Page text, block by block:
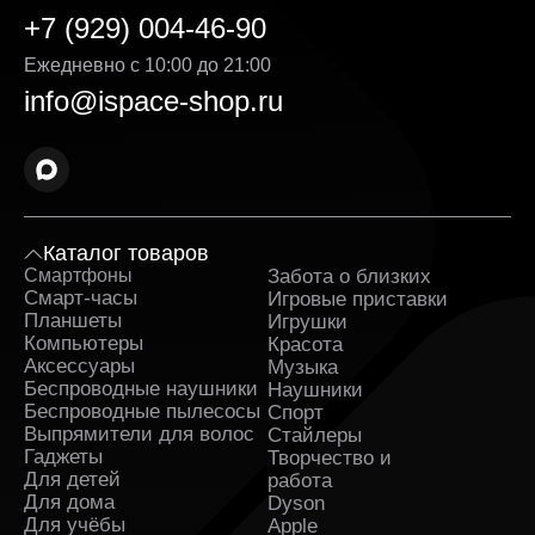
соответствовала ожиданиям — от первого клика на
сайте до получения на руки. Преимущества продажи
на нашей платформе:
Гибкая система оплаты. Вы можете выбрать
Выгодная стоимость без скрытых доплат. Цена
2023) указанная на сайте, является
окончательной — без навязанных услуг и
дополнительных комиссий. Мы делаем всё,
чтобы каждая покупка была действительно
выгодной.
Оригинальные товары в ассортименте с
гарантией. Вся продукция поставляется
напрямую от официальных дистрибьюторов. К
каждому заказу прилагаются гарантийные
документы.
Оперативная доставка Умная колонка Apple
HomePod (2-го поколения, 2023) в
+7 (929) 004-46-90
Ежедневно с 10:00 до 21:00
info@ispace-shop.ru
Каталог товаров
Смартфоны
Смарт-часы
Планшеты
Компьютеры
Аксессуары
Беспроводные наушники
Беспроводные пылесосы
Выпрямители для волос
Гаджеты
Для детей
Для дома
Для учёбы
Забота о близких
Игровые приставки
Игрушки
Красота
Музыка
Наушники
Спорт
Стайлеры
Творчество и
работа
Dyson
Apple